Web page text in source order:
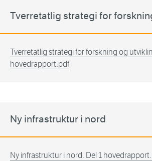
Tverretatlig strategi for
Tverretatlig strategi for forskning og
hovedrapport.pdf
Ny infrastruktur i nord
Ny infrastruktur i nord. Del 1